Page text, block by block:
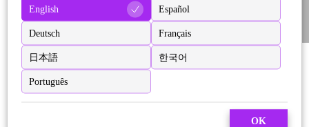
English Español
Deutsch Français
日本語 한국어
Português
OK